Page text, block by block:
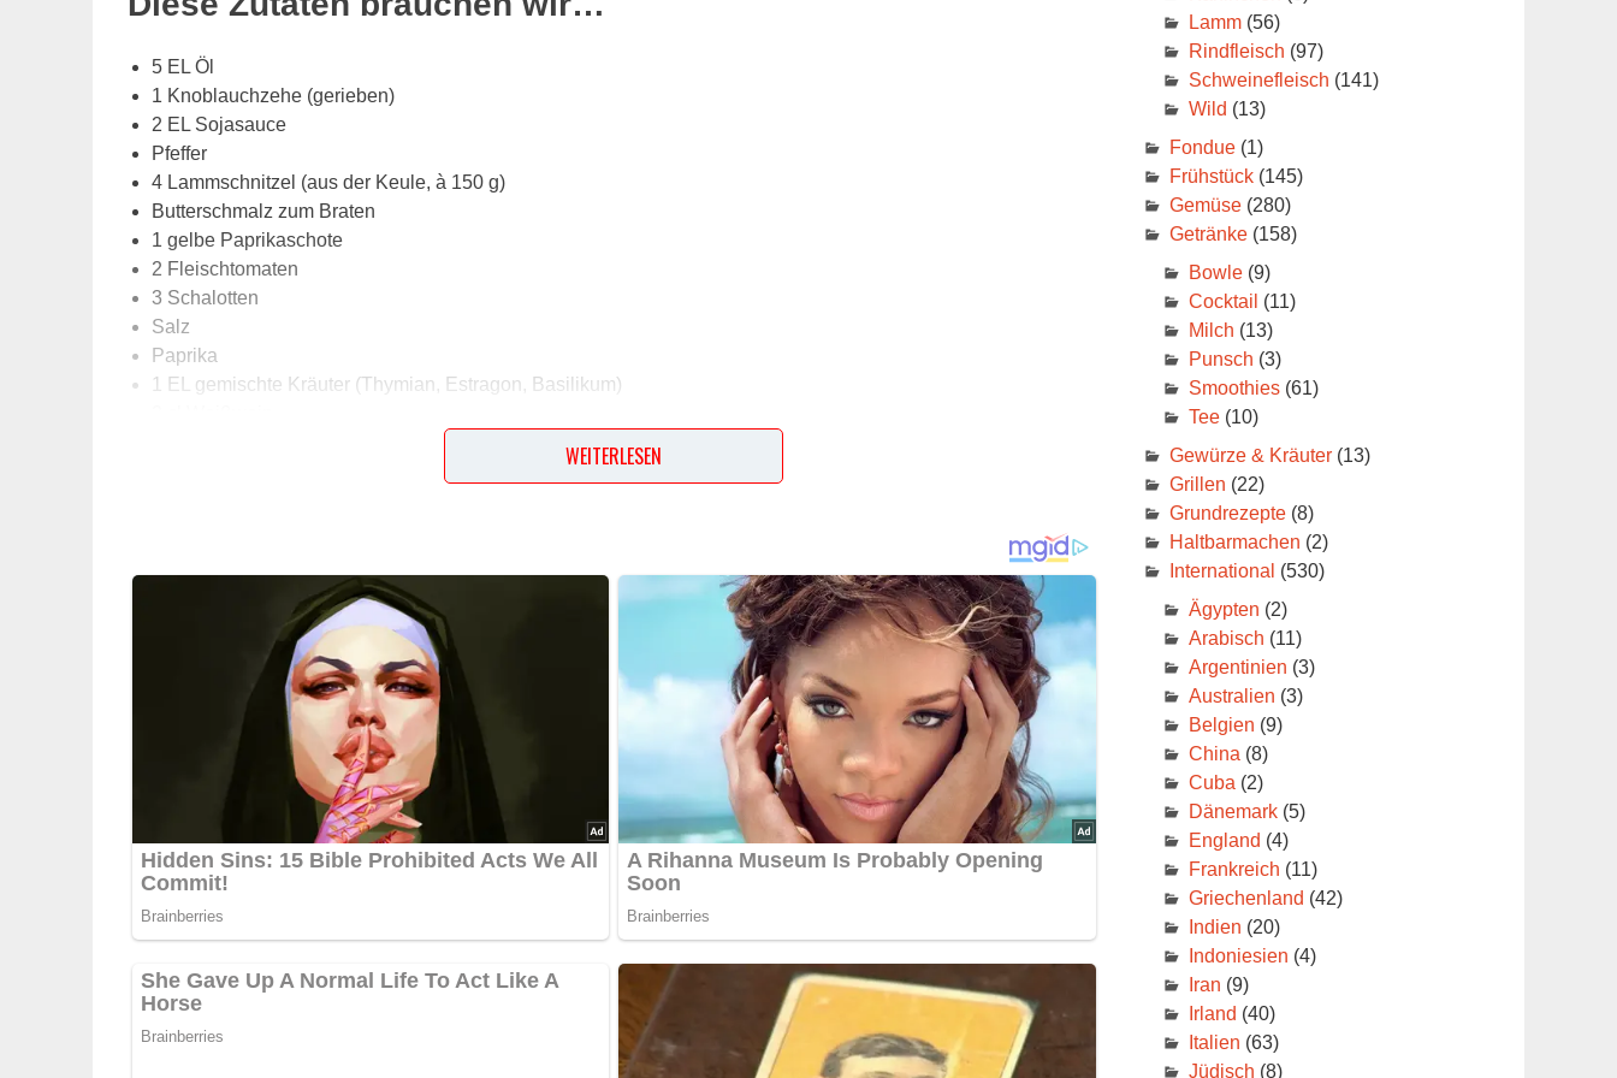
5 EL Öl
1 Knoblauchzehe (gerieben)
2 EL Sojasauce
Pfeffer
4 Lammschnitzel (aus der Keule, à 150 g)
Butterschmalz zum Braten
1 gelbe Paprikaschote
2 Fleischtomaten
3 Schalotten
Salz
Paprika
1 EL gemischte Kräuter (Thymian, Estragon, Basilikum)
Lob, Kritik, Fragen oder Anregungen zum Rezept? Dann hinterlasse doch bitte einen Kommentar am Ende
Und so wird es gemacht…
Öl, geriebene Knoblauchzehe, Sojasauce und Pfeffer verrühren und die Schnitzel darin 3 Stunden marinieren.
Paprika waschen, halbieren, entkernen und in Streifen schneiden. Tomaten blanchieren, häuten, entkernen und in
Streifen schneiden. Die Schalotten schälen und vierteln. Herausnehmen, gut abtropfen lassen und im heißen
Butterschmalz pro Seite 5 bis 6 Minuten braten. Das Fleisch herausnehmen und warm halten. Das Gemüse und
die gehackten Kräuter im Bratfett unter Rühren bissfest garen. Wein zugießen und etwas einkochen lassen.
Anrichten: Die Lammschnitzel mit dem Gemüse servieren.
WEITERLESEN
Lamm(56)
Rindfleisch (97)
Schweinefleisch (141)
Wild (13)
Fondue(1)
Frühstück(145)
Gemüse(280)
Getränke(158)
Bowle(9)
Cocktail (11)
Milch (13)
Punsch (3)
Smoothies(61)
Tee(10)
Gewürze & Kräuter(13)
Grillen (22)
Grundrezepte(8)
Haltbarmachen (2)
International (530)
Ägypten (2)
Arabisch (11)
Argentinien (3)
Australien (3)
Belgien (9)
China (8)
Cuba (2)
Dänemark(5)
England (4)
Frankreich (11)
Griechenland (42)
Indien (20)
Indoniesien (4)
Iran (9)
Irland (40)
Italien (63)
Jüdisch (8)